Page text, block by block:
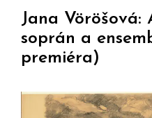
Jana Vöröšová:
soprán a
premiéra)